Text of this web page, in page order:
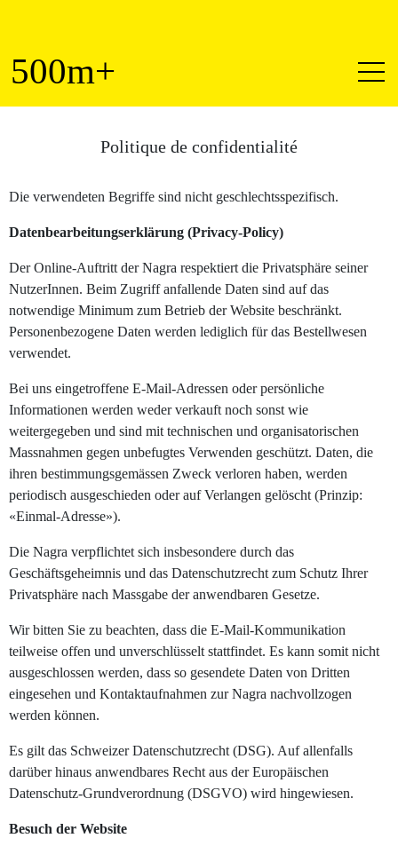
500m+
Politique de confidentialité
Die verwendeten Begriffe sind nicht geschlechtsspezifisch.
Datenbearbeitungserklärung (Privacy-Policy)
Der Online-Auftritt der Nagra respektiert die Privatsphäre seiner
NutzerInnen. Beim Zugriff anfallende Daten sind auf das
notwendige Minimum zum Betrieb der Website beschränkt.
Personenbezogene Daten werden lediglich für das Bestellwesen
verwendet.
Bei uns eingetroffene E-Mail-Adressen oder persönliche
Informationen werden weder verkauft noch sonst wie
weitergegeben und sind mit technischen und organisatorischen
Massnahmen gegen unbefugtes Verwenden geschützt. Daten, die
ihren bestimmungsgemässen Zweck verloren haben, werden
periodisch ausgeschieden oder auf Verlangen gelöscht (Prinzip:
«Einmal-Adresse»).
Die Nagra verpflichtet sich insbesondere durch das
Geschäftsgeheimnis und das Datenschutzrecht zum Schutz Ihrer
Privatsphäre nach Massgabe der anwendbaren Gesetze.
Wir bitten Sie zu beachten, dass die E-Mail-Kommunikation
teilweise offen und unverschlüsselt stattfindet. Es kann somit nicht
ausgeschlossen werden, dass so gesendete Daten von Dritten
eingesehen und Kontaktaufnahmen zur Nagra nachvollzogen
werden können.
Es gilt das Schweizer Datenschutzrecht (DSG). Auf allenfalls
darüber hinaus anwendbares Recht aus der Europäischen
Datenschutz-Grundverordnung (DSGVO) wird hingewiesen.
Besuch der Website